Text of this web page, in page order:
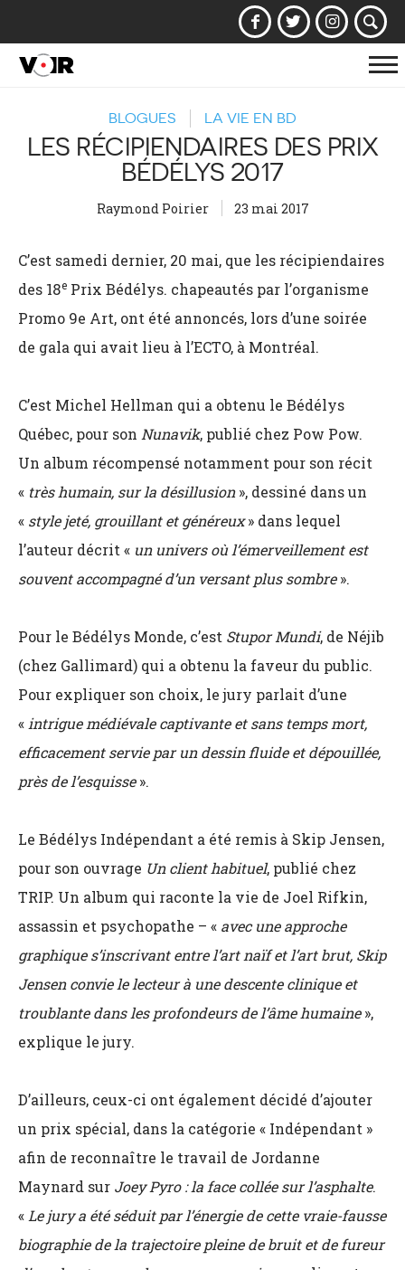
BLOGUES LA VIE EN BD
LES RÉCIPIENDAIRES DES PRIX
BÉDÉLYS 2017
Raymond Poirier 23 mai 2017
C’est samedi dernier, 20 mai, que les récipiendaires
des 18e Prix Bédélys. chapeautés par l’organisme
Promo 9e Art, ont été annoncés, lors d’une soirée
de gala qui avait lieu à l’ECTO, à Montréal.
C’est Michel Hellman qui a obtenu le Bédélys
Québec, pour son Nunavik, publié chez Pow Pow.
Un album récompensé notamment pour son récit
« très humain, sur la désillusion», dessiné dans un
« style jeté, grouillant et généreux» dans lequel
l’auteur décrit « un univers où l’émerveillement est
souvent accompagné d’un versant plus sombre».
Pour le Bédélys Monde, c’est Stupor Mundi, de Néjib
(chez Gallimard) qui a obtenu la faveur du public.
Pour expliquer son choix, le jury parlait d’une
« intrigue médiévale captivante et sans temps mort,
efficacement servie par un dessin fluide et dépouillée,
près de l’esquisse».
Le Bédélys Indépendant a été remis à Skip Jensen,
pour son ouvrage Un client habituel, publié chez
TRIP. Un album qui raconte la vie de Joel Rifkin,
assassin et psychopathe – « avec une approche
graphique s’inscrivant entre l’art naïf et l’art brut, Skip
Jensen convie le lecteur à une descente clinique et
troublante dans les profondeurs de l’âme humaine»,
explique le jury.
D’ailleurs, ceux-ci ont également décidé d’ajouter
un prix spécial, dans la catégorie « Indépendant »
afin de reconnaître le travail de Jordanne
Maynard sur Joey Pyro : la face collée sur l’asphalte.
« Le jury a été séduit par l’énergie de cette vraie-fausse
biographie de la trajectoire pleine de bruit et de fureur